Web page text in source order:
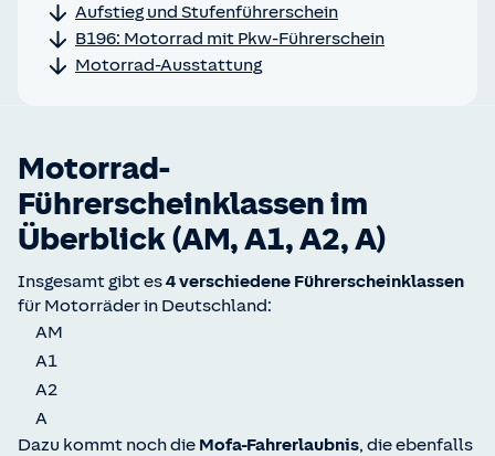
Aufstieg und Stufenführerschein
B196: Motorrad mit Pkw-Führerschein
Motorrad-Ausstattung
Motorrad-
Führerscheinklassen im
Überblick (AM, A1, A2, A)
Insgesamt gibt es4 verschiedene Führerscheinklassen
für Motorräder in Deutschland:
AM
A1
A2
A
Dazu kommt noch die Mofa-Fahrerlaubnis, die ebenfalls